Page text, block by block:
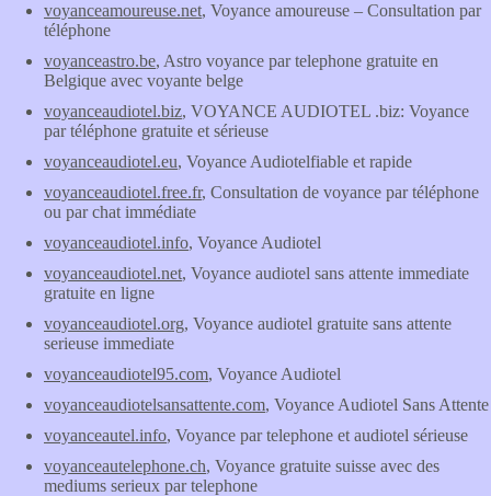
voyanceamoureuse.net, Voyance amoureuse – Consultation par
téléphone
voyanceastro.be, Astro voyance par telephone gratuite en
Belgique avec voyante belge
voyanceaudiotel.biz, VOYANCE AUDIOTEL .biz: Voyance
par téléphone gratuite et sérieuse
voyanceaudiotel.eu, Voyance Audiotelfiable et rapide
voyanceaudiotel.free.fr, Consultation de voyance par téléphone
ou par chat immédiate
voyanceaudiotel.info, Voyance Audiotel
voyanceaudiotel.net, Voyance audiotel sans attente immediate
gratuite en ligne
voyanceaudiotel.org, Voyance audiotel gratuite sans attente
serieuse immediate
voyanceaudiotel95.com, Voyance Audiotel
voyanceaudiotelsansattente.com, Voyance Audiotel Sans Attente
voyanceautel.info, Voyance par telephone et audiotel sérieuse
voyanceautelephone.ch, Voyance gratuite suisse avec des
mediums serieux par telephone